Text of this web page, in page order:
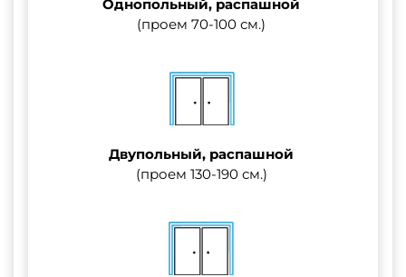
Однопольный, распашной
(проем 70-100 см.)
Двупольный, распашной
(проем 130-190 см.)